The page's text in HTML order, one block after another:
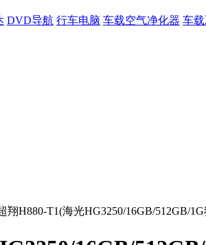
DVD导航 行车电脑 车载空气净化器 车
翔H880-T1(海光HG3250/16GB/512GB/